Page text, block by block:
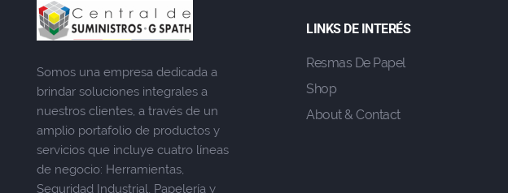
Somos una empresa dedicada a
brindar soluciones integrales a
nuestros clientes, a través de un
amplio portafolio de productos y
servicios que incluye cuatro líneas
de negocio: Herramientas,
Seguridad Industrial, Papelería y
LINKS DE INTERÉS
Resmas De Papel
Shop
About & Contact